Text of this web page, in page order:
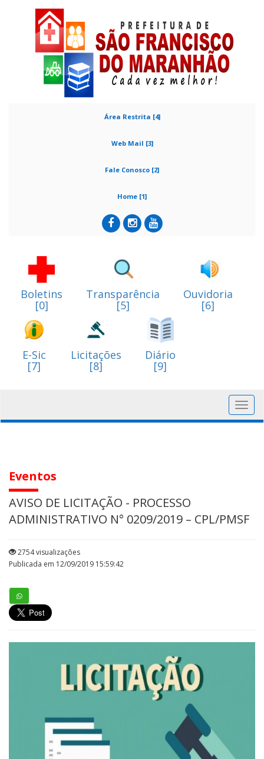
Área Restrita [4]
Web Mail [3]
Fale Conosco [2]
Home [1]
Boletins
[0]
Transparência
[5]
Ouvidoria
[6]
E-Sic
[7]
Licitações
[8]
Diário
[9]
Eventos
AVISO DE LICITAÇÃO - PROCESSO
ADMINISTRATIVO N° 0209/2019 – CPL/PMSF
2754 visualizações
Publicada em 12/09/2019 15:59:42